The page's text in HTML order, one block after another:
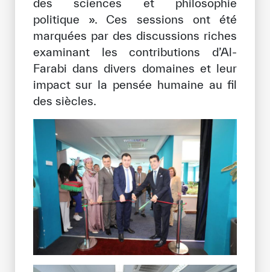
des sciences et philosophie
politique ». Ces sessions ont été
marquées par des discussions riches
examinant les contributions d’Al-
Farabi dans divers domaines et leur
impact sur la pensée humaine au fil
des siècles.